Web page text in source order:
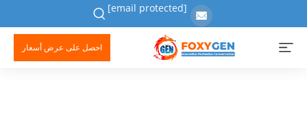
[email protected]
احصل على عرض أسعار